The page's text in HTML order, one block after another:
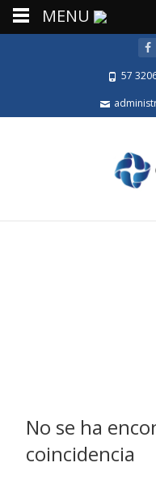
57
No se ha
coincidencia
MENU